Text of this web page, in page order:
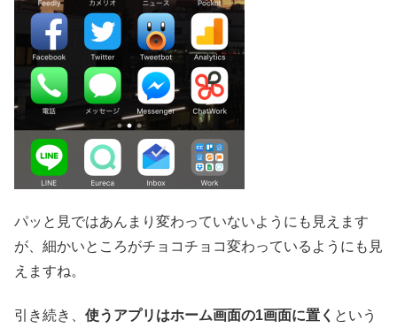
パッと見ではあんまり変わっていないようにも見えます
が、細かいところがチョコチョコ変わっているようにも見
えますね。
引き続き、 使うアプリはホーム画面の1画面に置く という